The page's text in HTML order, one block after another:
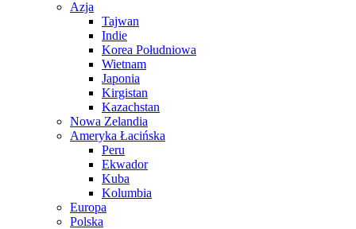
Azja
Tajwan
Indie
Korea Południowa
Wietnam
Japonia
Kirgistan
Kazachstan
Nowa Zelandia
Ameryka Łacińska
Peru
Ekwador
Kuba
Kolumbia
Europa
Polska